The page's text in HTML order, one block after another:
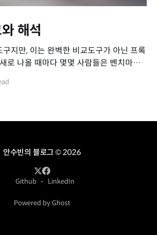
해석
지만, 이는 완벽한 비교도구가 아닌 프록
Terminal-bench 같은 이름들이 줄
안수빈의 블로그 © 2026
Github LinkedIn
Powered by Ghost